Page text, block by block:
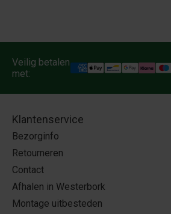
Veilig betalen
met:
Klantenservice
Bezorginfo
Retourneren
Contact
Afhalen in Westerbork
Montage uitbesteden